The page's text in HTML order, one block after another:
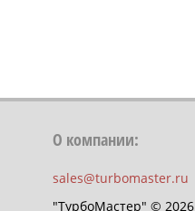
О компании:
sales@turbomaster.ru
"ТурбоМастер" © 2026